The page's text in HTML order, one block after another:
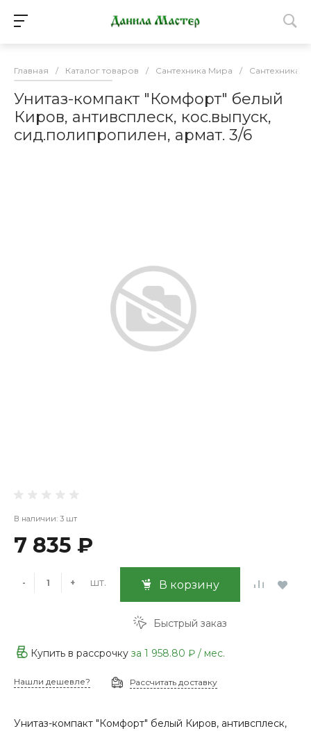
Главная / Каталог товаров / Сантехника Мира / Сантехника
Унитаз-компакт "Комфорт" белый
Киров, антивсплеск, кос.выпуск,
сид.полипропилен, армат. 3/6
В наличии: 3 шт
7 835 ₽
- + шт. В корзину
Быстрый заказ
Купить в рассрочку за 1 958.80 ₽ / мес.
Нашли дешевле? Рассчитать доставку
Унитаз-компакт "Комфорт" белый Киров, антивсплеск,